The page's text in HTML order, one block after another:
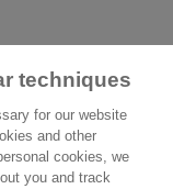
techniques
for our website
and other
cookies, we
you and track